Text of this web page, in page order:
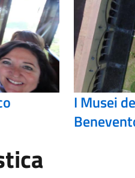
I Musei